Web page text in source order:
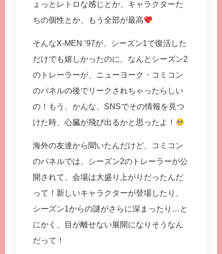
ょっとレトロな感じとか、キャラクターた
ちの個性とか、もう全部が最高
そんなX-MEN ’97が、シーズン1で復活した
だけでも嬉しかったのに、なんとシーズン2
のトレーラーが、ニューヨーク・コミコン
のパネルの後でリークされちゃったらしい
の！もう、かんな、SNSでその情報を見つ
けた時、心臓が飛び出るかと思ったよ！
海外の友達から聞いたんだけど、コミコン
のパネルでは、シーズン2のトレーラーが公
開されて、会場は大盛り上がりだったんだ
って！新しいキャラクターが登場したり、
シーズン1からの謎がさらに深まったり…と
にかく、目が離せない展開になりそうなん
だって！